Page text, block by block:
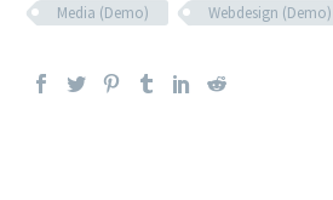
Media (Demo)
Webdesign (Demo)